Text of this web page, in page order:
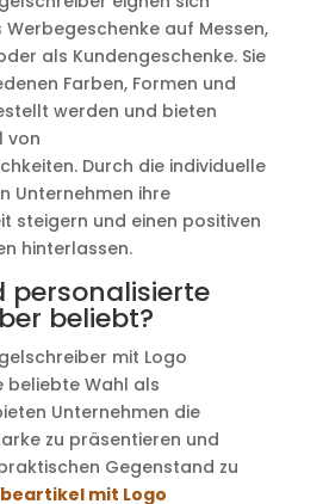
auf Messen,
als Kundengeschenke. Sie
Farben, Formen und
werden und bieten
von
Durch die individuelle
Unternehmen ihre
steigern und einen positiven
hinterlassen.
personalisierte
beliebt?
mit Logo
beliebte Wahl als
Unternehmen die
zu präsentieren und
Gegenstand zu
mit Logo